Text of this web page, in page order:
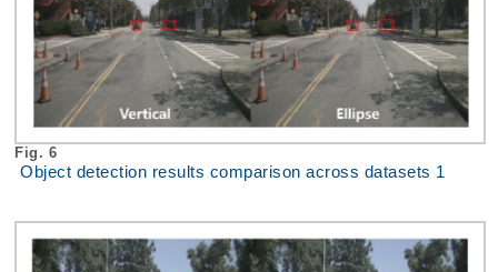
Fig. 6
Object detection results comparison across datasets 1